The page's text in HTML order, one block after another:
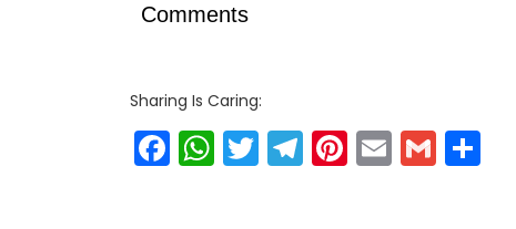
Comments
Sharing Is Caring:
Facebook
WhatsApp
Twitter
Telegram
Pinterest
EmailGmail